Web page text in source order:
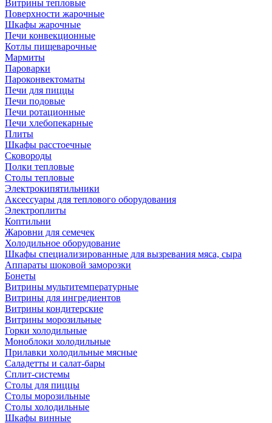
Витрины тепловые
Поверхности жарочные
Шкафы жарочные
Печи конвекционные
Котлы пищеварочные
Мармиты
Пароварки
Пароконвектоматы
Печи для пиццы
Печи подовые
Печи ротационные
Печи хлебопекарные
Плиты
Шкафы расстоечные
Сковороды
Полки тепловые
Столы тепловые
Электрокипятильники
Аксессуары для теплового оборудования
Электроплиты
Коптильни
Жаровни для семечек
Холодильное оборудование
Шкафы специализированные для вызревания мяса, сыра
Аппараты шоковой заморозки
Бонеты
Витрины мультитемпературные
Витрины для ингредиентов
Витрины кондитерские
Витрины морозильные
Горки холодильные
Моноблоки холодильные
Прилавки холодильные мясные
Саладетты и салат-бары
Сплит-системы
Столы для пиццы
Столы морозильные
Столы холодильные
Шкафы винные